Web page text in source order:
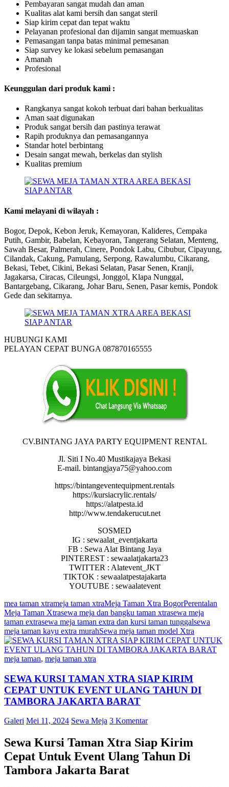
Pembayaran sangat mudah dan aman
Kualitas alat kami bersih dan sangat steril
Siap kirim cepat dan tepat waktu
Pelayanan profesional dan dijamin sangat memuaskan
Pemasangan tanpa batas minimal pemesanan
Siap survey ke lokasi sebelum pemasangan
Amanah
Profesional
Keunggulan dari produk kami :
Rangkanya sangat kokoh terbuat dari bahan berkualitas
Aman saat digunakan
Produk sangat bersih dan pastinya terawat
Rapih produknya dan pemasangannya
Standar hotel berbintang
Desain sangat mewah, berkelas dan stylish
Kualitas premium
Kami melayani di wilayah :
Bogor, Depok, Kebon Jeruk, Kemayoran, Kalideres, Cempaka
Putih, Gambir, Babelan, Kebayoran, Tangerang Selatan, Menteng,
Sawah Besar, Palmerah, Cinere, Pondok Labu, Cibubur, Cipayung,
Cilandak, Cakung, Pamulang, Serpong, Rawalumbu, Cikarang,
Bekasi, Tebet, Cikini, Bekasi Selatan, Pasar Senen, Kranji,
Jagakarsa, Ciracas, Cileungsi, Jonggol, Klapa Nunggal,
Bantargebang, Cikarang, Johar Baru, Senen, Pasar kemis, Pondok
Gede dan sekitarnya.
HUBUNGI KAMI
PELAYAN CEPAT BUNGA 087870165555
CV.BINTANG JAYA PARTY EQUIPMENT RENTAL
Jl. Siti I No.40 Mustikajaya Bekasi
E-mail. bintangjaya75@yahoo.com
https://bintangeventequipment.rentals
https://kursiacrylic.rentals/
https://alatpesta.id
http://www.tendakerucut.net
SOSMED
IG : sewaalat_eventjakarta
FB : Sewa Alat Bintang Jaya
PINTEREST : sewaalatjakarta23
TWITTER : Alatevent_JKT
TIKTOK : sewaalatpestajakarta
YOUTUBE : sewaalatevent
mea taman xtrameja taman xtraMeja Taman Xtra BogorPerentalan
Meja Taman Xtrasewa meja dan bangku taman xtrasewa meja
taman extrasewa meja taman extra dan kursi taman tunggalsewa
meja taman kayu extra murahSewa meja taman model Xtra
meja taman, meja taman xtra
SEWA KURSI TAMAN XTRA SIAP KIRIM
CEPAT UNTUK EVENT ULANG TAHUN DI
TAMBORA JAKARTA BARAT
Galeri Mei 11, 2024 Sewa Meja 3 Komentar
Sewa Kursi Taman Xtra Siap Kirim
Cepat Untuk Event Ulang Tahun Di
Tambora Jakarta Barat